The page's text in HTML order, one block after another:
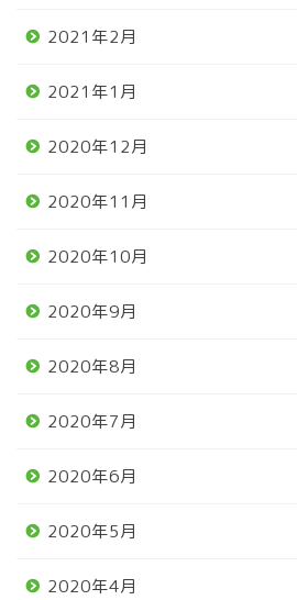
2021年2月
2021年1月
2020年12月
2020年11月
2020年10月
2020年9月
2020年8月
2020年7月
2020年6月
2020年5月
2020年4月